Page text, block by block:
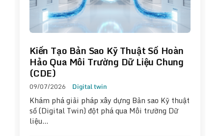
Kiến Tạo Bản Sao Kỹ Thuật Số Hoàn
Hảo Qua Môi Trường Dữ Liệu Chung
(CDE)
09/07/2026 Digital twin
Khám phá giải pháp xây dựng Bản sao Kỹ thuật
số (Digital Twin) đột phá qua Môi trường Dữ
liệu…